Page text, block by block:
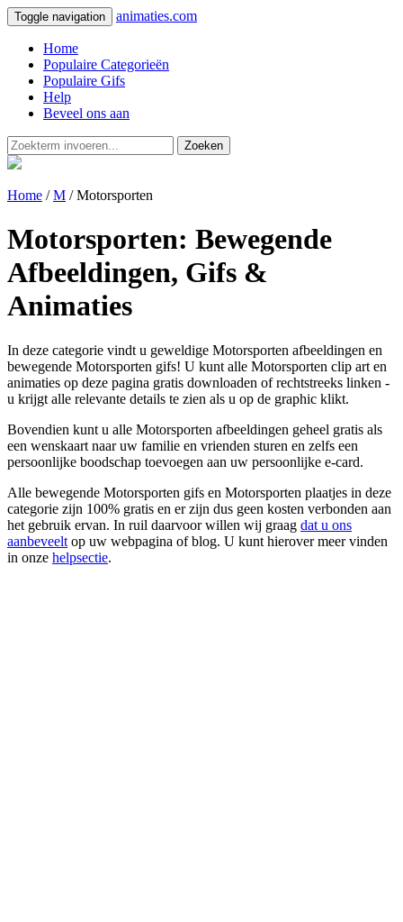
Toggle navigation animaties.com
Home
Populaire Categorieën
Populaire Gifs
Help
Beveel ons aan
Zoeken
Home /M / Motorsporten
Motorsporten: Bewegende
Afbeeldingen, Gifs &
Animaties
In deze categorie vindt u geweldige Motorsporten afbeeldingen en
bewegende Motorsporten gifs! U kunt alle Motorsporten clip art en
animaties op deze pagina gratis downloaden of rechtstreeks linken -
u krijgt alle relevante details te zien als u op de graphic klikt.
Bovendien kunt u alle Motorsporten afbeeldingen geheel gratis als
een wenskaart naar uw familie en vrienden sturen en zelfs een
persoonlijke boodschap toevoegen aan uw persoonlijke e-card.
Alle bewegende Motorsporten gifs en Motorsporten plaatjes in deze
categorie zijn 100% gratis en er zijn dus geen kosten verbonden aan
het gebruik ervan. In ruil daarvoor willen wij graag dat u ons
aanbeveelt op uw webpagina of blog. U kunt hierover meer vinden
in onze helpsectie.